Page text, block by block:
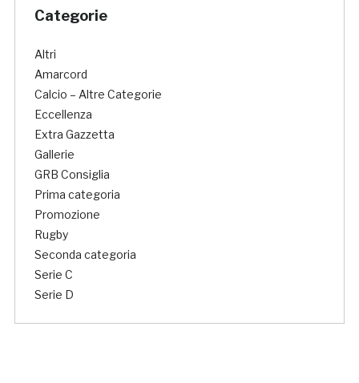
Categorie
Altri
Amarcord
Calcio – Altre Categorie
Eccellenza
Extra Gazzetta
Gallerie
GRB Consiglia
Prima categoria
Promozione
Rugby
Seconda categoria
Serie C
Serie D